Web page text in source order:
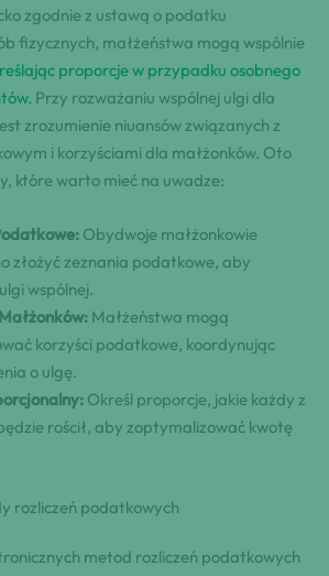
zgodnie z ustawą o podatku
fizycznych, małżeństwa mogą wspólnie
proporcje w przypadku osobnego
. Przy rozważaniu wspólnej ulgi dla
zrozumienie niuansów związanych z
i korzyściami dla małżonków. Oto
które warto mieć na uwadze:
Obydwoje małżonkowie
złożyć zeznania podatkowe, aby
wspólnej.
Małżeństwa mogą
korzyści podatkowe, koordynując
o ulgę.
Określ proporcje, jakie każdy z
rościł, aby zoptymalizować kwotę
rozliczeń podatkowych
metod rozliczeń podatkowych